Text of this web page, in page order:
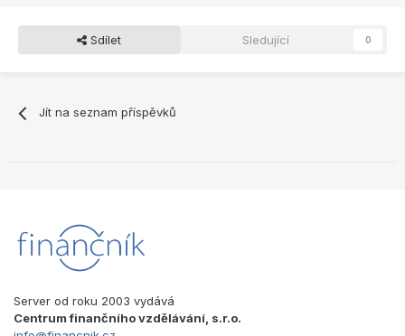
Sdílet Sledující 0
Jít na seznam příspěvků
Server od roku 2003 vydává
Centrum finančního vzdělávání, s.r.o.